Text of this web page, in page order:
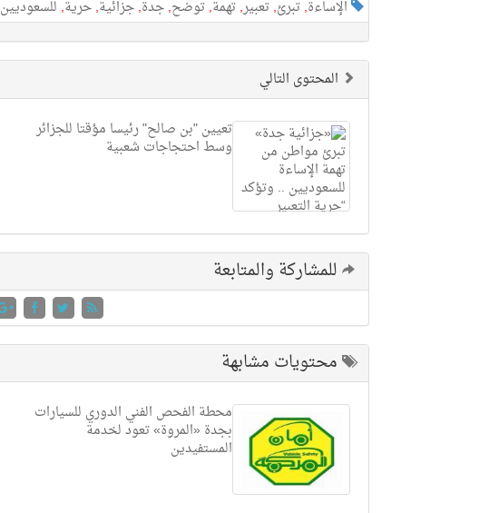
الإساءة,تبرئ,تعبير,تهمة,توضح,جدة,جزائية,حرية, للسعوديين
المحتوى التالي
تعيين "بن صالح" رئيسا مؤقتا للجزائر
وسط احتجاجات شعبية
للمشاركة والمتابعة
محتويات مشابهة
محطة الفحص الفني الدوري للسيارات
بجدة «المروة» تعود لخدمة
المستفيدين